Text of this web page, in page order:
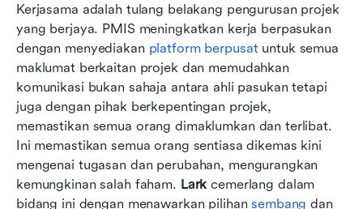
Kerjasama adalah tulang belakang pengurusan projek
yang berjaya. PMIS meningkatkan kerja berpasukan
dengan menyediakan platform berpusat untuk semua
maklumat berkaitan projek dan memudahkan
komunikasi bukan sahaja antara ahli pasukan tetapi
juga dengan pihak berkepentingan projek,
memastikan semua orang dimaklumkan dan terlibat.
Ini memastikan semua orang sentiasa dikemas kini
mengenai tugasan dan perubahan, mengurangkan
kemungkinan salah faham. Lark cemerlang dalam
bidang ini dengan menawarkan pilihan sembang